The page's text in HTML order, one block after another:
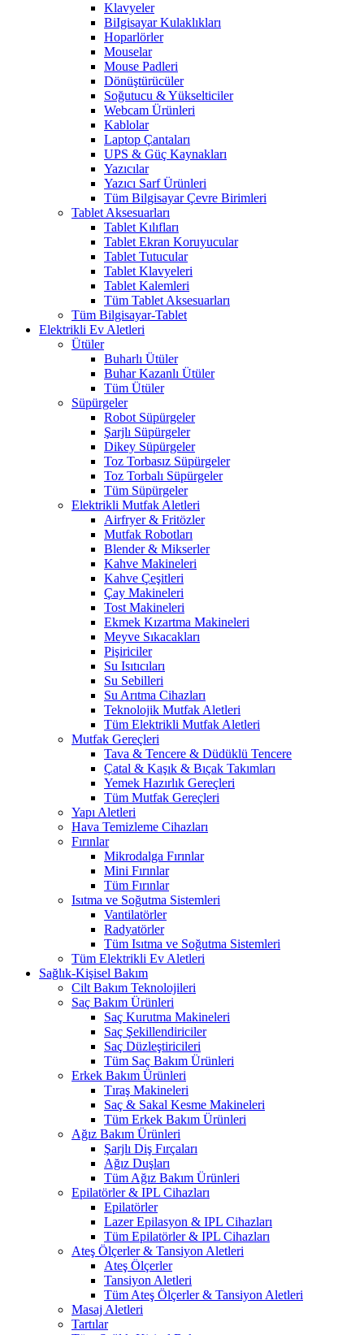
Klavyeler
BiIgisayar Kulaklıkları
Hoparlörler
Mouselar
Mouse Padleri
Dönüştürücüler
Soğutucu & Yükselticiler
Webcam Ürünleri
Kablolar
Laptop Çantaları
UPS & Güç Kaynakları
Yazıcılar
Yazıcı Sarf Ürünleri
Tüm Bilgisayar Çevre Birimleri
Tablet Aksesuarları
Tablet Kılıfları
Tablet Ekran Koruyucular
Tablet Tutucular
Tablet Klavyeleri
Tablet Kalemleri
Tüm Tablet Aksesuarları
Tüm Bilgisayar-Tablet
Elektrikli Ev Aletleri
Ütüler
Buharlı Ütüler
Buhar Kazanlı Ütüler
Tüm Ütüler
Süpürgeler
Robot Süpürgeler
Şarjlı Süpürgeler
Dikey Süpürgeler
Toz Torbasız Süpürgeler
Toz Torbalı Süpürgeler
Tüm Süpürgeler
Elektrikli Mutfak Aletleri
Airfryer & Fritözler
Mutfak Robotları
Blender & Mikserler
Kahve Makineleri
Kahve Çeşitleri
Çay Makineleri
Tost Makineleri
Ekmek Kızartma Makineleri
Meyve Sıkacakları
Pişiriciler
Su Isıtıcıları
Su Sebilleri
Su Arıtma Cihazları
Teknolojik Mutfak Aletleri
Tüm Elektrikli Mutfak Aletleri
Mutfak Gereçleri
Tava & Tencere & Düdüklü Tencere
Çatal & Kaşık & Bıçak Takımları
Yemek Hazırlık Gereçleri
Tüm Mutfak Gereçleri
Yapı Aletleri
Hava Temizleme Cihazları
Fırınlar
Mikrodalga Fırınlar
Mini Fırınlar
Tüm Fırınlar
Isıtma ve Soğutma Sistemleri
Vantilatörler
Radyatörler
Tüm Isıtma ve Soğutma Sistemleri
Tüm Elektrikli Ev Aletleri
Sağlık-Kişisel Bakım
Cilt Bakım Teknolojileri
Saç Bakım Ürünleri
Saç Kurutma Makineleri
Saç Şekillendiriciler
Saç Düzleştiricileri
Tüm Saç Bakım Ürünleri
Erkek Bakım Ürünleri
Tıraş Makineleri
Saç & Sakal Kesme Makineleri
Tüm Erkek Bakım Ürünleri
Ağız Bakım Ürünleri
Şarjlı Diş Fırçaları
Ağız Duşları
Tüm Ağız Bakım Ürünleri
Epilatörler & IPL Cihazları
Epilatörler
Lazer Epilasyon & IPL Cihazları
Tüm Epilatörler & IPL Cihazları
Ateş Ölçerler & Tansiyon Aletleri
Ateş Ölçerler
Tansiyon Aletleri
Tüm Ateş Ölçerler & Tansiyon Aletleri
Masaj Aletleri
Tartılar